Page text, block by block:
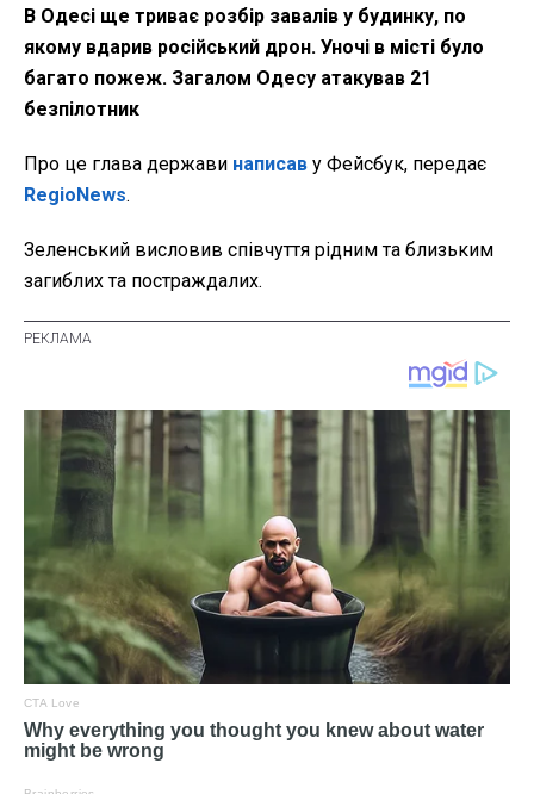
В Одесі ще триває розбір завалів у будинку, по
якому вдарив російський дрон. Уночі в місті було
багато пожеж. Загалом Одесу атакував 21
безпілотник
Про це глава держави написав у Фейсбук, передає
RegioNews.
Зеленський висловив співчуття рідним та близьким
загиблих та постраждалих.